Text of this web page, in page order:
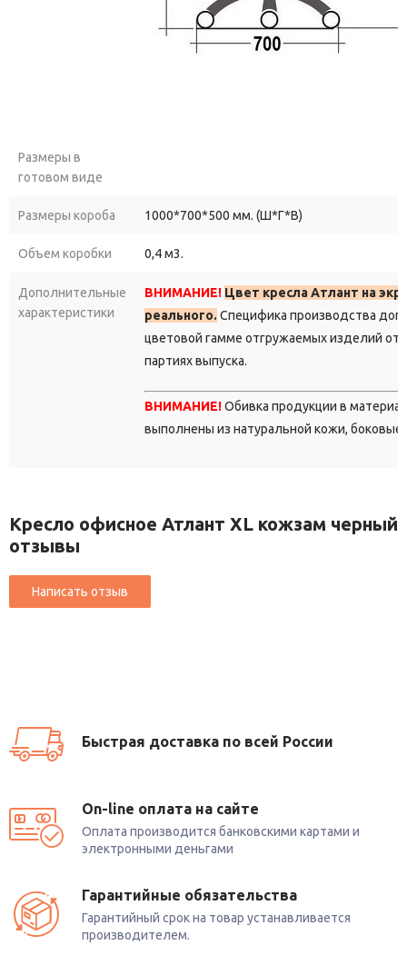
Размеры в
готовом виде
Размеры короба 1000*700*500 мм. (Ш*Г*В)
Объем коробки 0,4 м3.
Дополнительные
характеристики
ВНИМАНИЕ! Цвет кресла Атлант на
реального. Специфика производства
цветовой гамме отгружаемых изделий от
партиях выпуска.
ВНИМАНИЕ!Обивка продукции в
выполнены из натуральной кожи, боковые
Кресло офисное Атлант XL кожзам черный
отзывы
Быстрая доставка по всей России
On-line оплата на сайте
Оплата производится банковскими картами и
электронными деньгами
Гарантийные обязательства
Гарантийный срок на товар устанавливается
производителем.